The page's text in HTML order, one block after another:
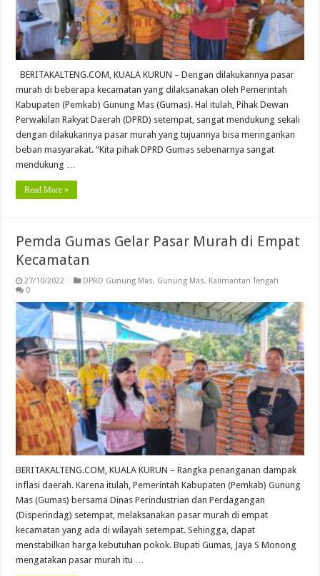
BERITAKALTENG.COM, KUALA KURUN – Dengan dilakukannya pasar
murah di beberapa kecamatan yang dilaksanakan oleh Pemerintah
Kabupaten (Pemkab) Gunung Mas (Gumas). Hal itulah, Pihak Dewan
Perwakilan Rakyat Daerah (DPRD) setempat, sangat mendukung sekali
dengan dilakukannya pasar murah yang tujuannya bisa meringankan
beban masyarakat. “Kita pihak DPRD Gumas sebenarnya sangat
mendukung …
Read More »
Pemda Gumas Gelar Pasar Murah di Empat
Kecamatan
27/10/2022 DPRD Gunung Mas, Gunung Mas, Kalimantan Tengah
0
BERITAKALTENG.COM, KUALA KURUN – Rangka penanganan dampak
inflasi daerah. Karena itulah, Pemerintah Kabupaten (Pemkab) Gunung
Mas (Gumas) bersama Dinas Perindustrian dan Perdagangan
(Disperindag) setempat, melaksanakan pasar murah di empat
kecamatan yang ada di wilayah setempat. Sehingga, dapat
menstabilkan harga kebutuhan pokok. Bupati Gumas, Jaya S Monong
mengatakan pasar murah itu …